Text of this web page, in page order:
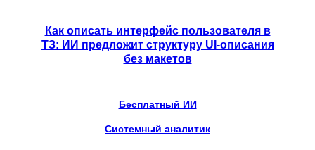
Как описать интерфейс пользователя в
ТЗ: ИИ предложит структуру UI-описания
без макетов
Бесплатный ИИ
Системный аналитик